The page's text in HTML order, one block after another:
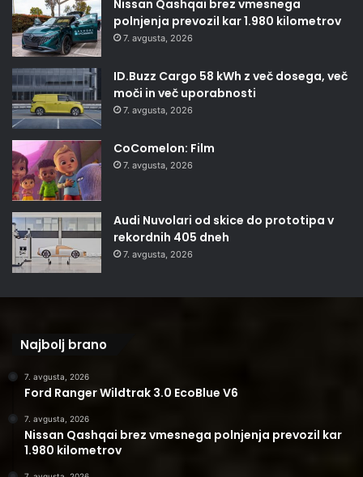
Nissan Qashqai brez vmesnega
polnjenja prevozil kar 1.980 kilometrov
7. avgusta, 2026
ID.Buzz Cargo 58 kWh z več dosega, več
moči in več uporabnosti
7. avgusta, 2026
CoComelon: Film
7. avgusta, 2026
Audi Nuvolari od skice do prototipa v
rekordnih 405 dneh
7. avgusta, 2026
Najbolj brano
7. avgusta, 2026
Ford Ranger Wildtrak 3.0 EcoBlue V6
7. avgusta, 2026
Nissan Qashqai brez vmesnega polnjenja prevozil kar
1.980 kilometrov